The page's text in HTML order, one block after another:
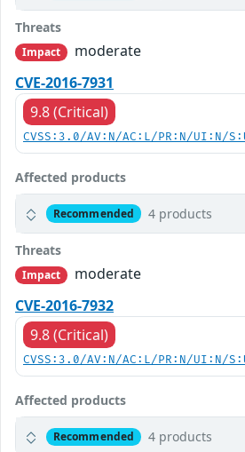
Threats
Impact
moderate
CVE-2016-7931
9.8 (Critical)
CVSS:3.0/AV:N/AC:L/PR:N/UI:N/
Affected products
Recommended 4 products
Threats
Impact
moderate
CVE-2016-7932
9.8 (Critical)
CVSS:3.0/AV:N/AC:L/PR:N/UI:N/
Affected products
Recommended 4 products